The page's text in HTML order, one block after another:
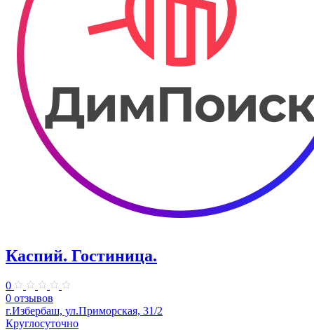
Каспий. Гостиница.
0
0 отзывов
г.Избербаш, ул.Приморская, 31/2
Круглосуточно